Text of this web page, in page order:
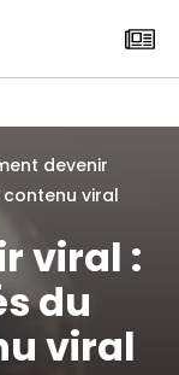
devenir
contenu viral
viral :
du
viral